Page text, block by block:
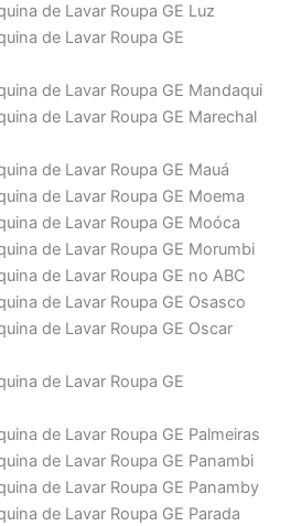
de Lavar Roupa GE Luz
de Lavar Roupa GE
de Lavar Roupa GE Mandaqui
de Lavar Roupa GE Marechal
de Lavar Roupa GE Mauá
de Lavar Roupa GE Moema
de Lavar Roupa GE Moóca
de Lavar Roupa GE Morumbi
de Lavar Roupa GE no ABC
de Lavar Roupa GE Osasco
de Lavar Roupa GE Oscar
de Lavar Roupa GE
de Lavar Roupa GE Palmeiras
de Lavar Roupa GE Panambi
de Lavar Roupa GE Panamby
de Lavar Roupa GE Parada